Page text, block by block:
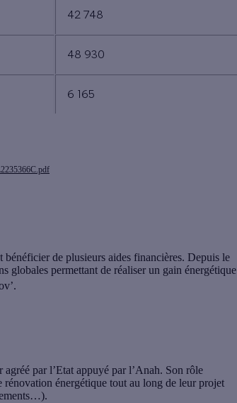
42 748
48 930
6 165
bénéficier de plusieurs aides financières. Depuis le
globales permettant de réaliser un gain énergétique
par l’Etat appuyé par l’Anah. Son rôle
rénovation énergétique tout au long de leur projet